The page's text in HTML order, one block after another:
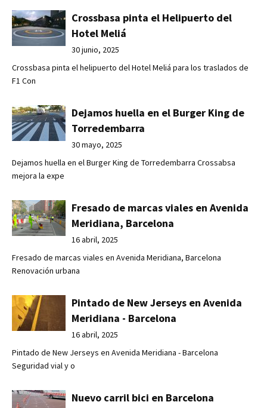
Crossbasa pinta el Helipuerto del
Hotel Meliá
30 junio, 2025
Crossbasa pinta el helipuerto del Hotel Meliá para los traslados de
F1 Con
Dejamos huella en el Burger King de
Torredembarra
30 mayo, 2025
Dejamos huella en el Burger King de Torredembarra Crossabsa
mejora la expe
Fresado de marcas viales en Avenida
Meridiana, Barcelona
16 abril, 2025
Fresado de marcas viales en Avenida Meridiana, Barcelona
Renovación urbana
Pintado de New Jerseys en Avenida
Meridiana - Barcelona
16 abril, 2025
Pintado de New Jerseys en Avenida Meridiana - Barcelona
Seguridad vial y o
Nuevo carril bici en Barcelona